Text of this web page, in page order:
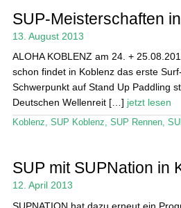
SUP-Meisterschaften
13. August 2013
ALOHA KOBLENZ am 24. +
schon findet in Koblenz das erste
Schwerpunkt auf Stand Up Paddling
Deutschen Wellenreit […] jetzt lesen
Koblenz, SUP Koblenz, SUP Rennen,
SUP mit SUPNation in
12. April 2013
SUPNATION hat dazu erneut ein